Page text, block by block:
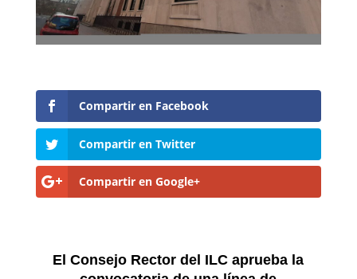
Compartir en Facebook
Compartir en Twitter
Compartir en Google+
El Consejo Rector del ILC aprueba la